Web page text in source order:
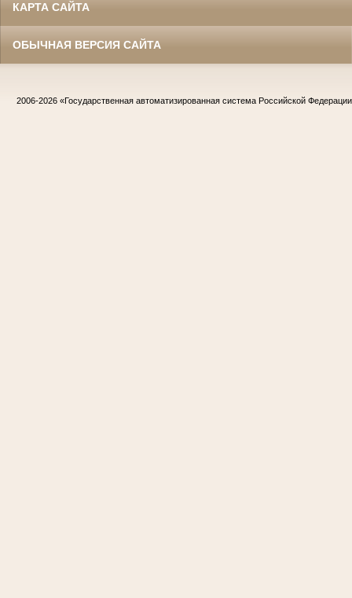
КАРТА САЙТА
ОБЫЧНАЯ ВЕРСИЯ САЙТА
2006-2026 «Государственная автоматизированная система Российской